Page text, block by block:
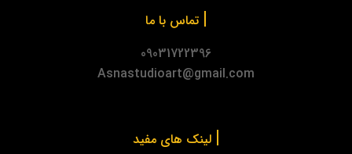
| تماس با ما
09031722396
Asnastudioart@gmail.com
| لینک های مفید